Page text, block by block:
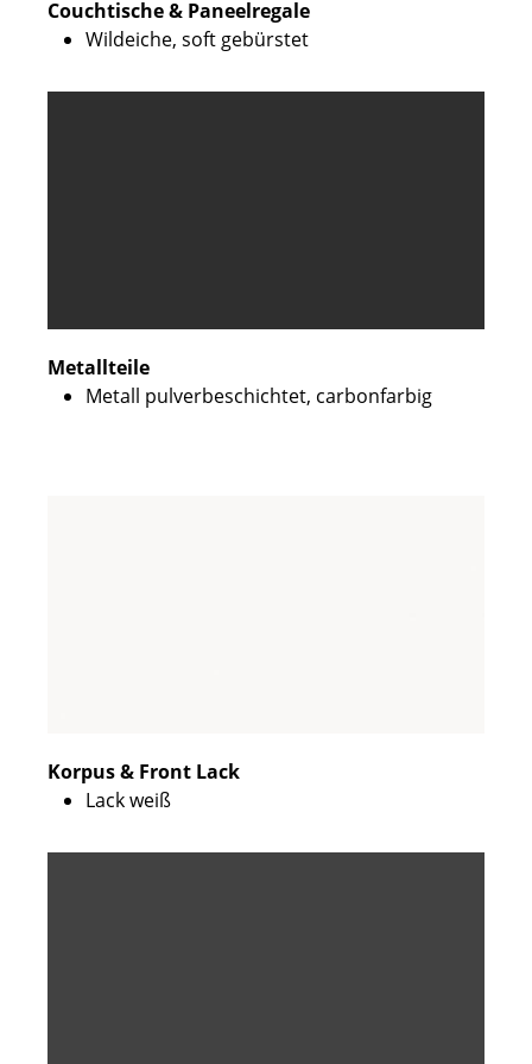
Couchtische & Paneelregale
Wildeiche, soft gebürstet
Metallteile
Metall pulverbeschichtet, carbonfarbig
Korpus & Front Lack
Lack weiß